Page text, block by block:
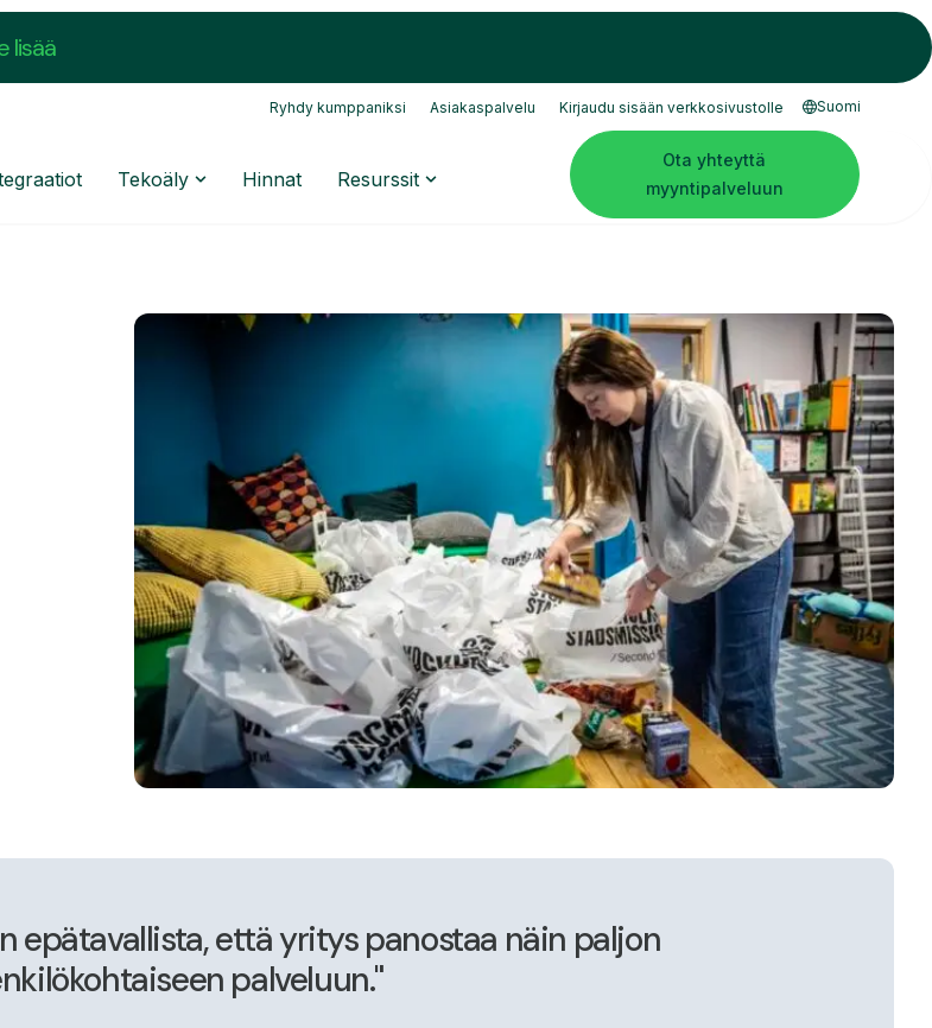
lisää
Ryhdy kumppaniksi Asiakaspalvelu Kirjaudu sisään verkkosivustolle Suomi
Tekoäly Hinnat Resurssit
Ota yhteyttä
myyntipalveluun
epätavallista, että yritys panostaa näin paljon
palveluun."